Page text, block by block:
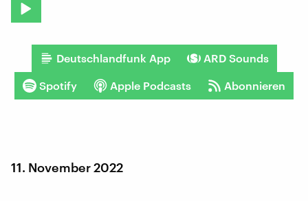
Deutschlandfunk App ARD Sounds
Spotify Apple Podcasts Abonnieren
11. November 2022